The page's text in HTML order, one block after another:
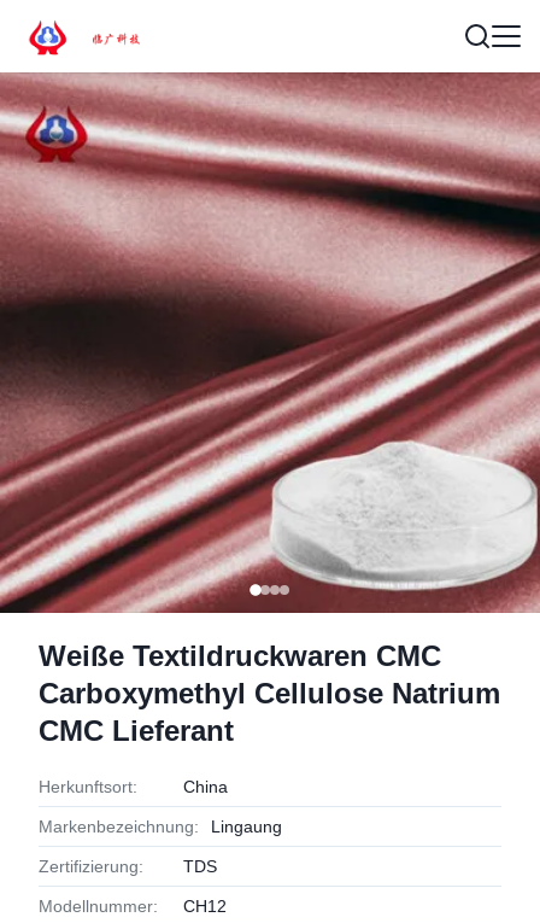
Weiße Textildruckwaren CMC
Carboxymethyl Cellulose Natrium
CMC Lieferant
Herkunftsort: China
Markenbezeichnung: Lingaung
Zertifizierung: TDS
Modellnummer: CH12